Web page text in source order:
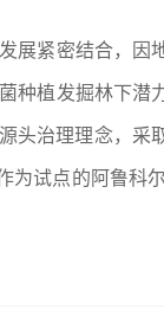
展紧密结合，因
种植发掘林下潜
头治理理念，采
为试点的阿鲁科